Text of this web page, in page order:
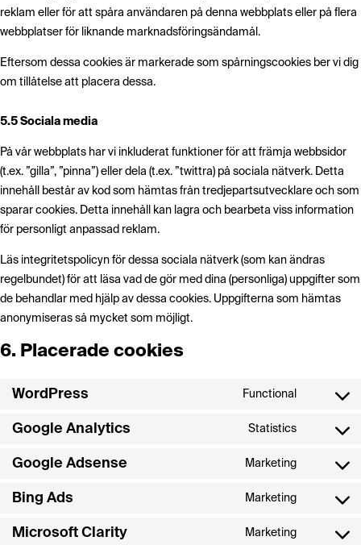
reklam eller för att spåra användaren på denna webbplats eller på flera
webbplatser för liknande marknadsföringsändamål.
Eftersom dessa cookies är markerade som spårningscookies ber vi dig
om tillåtelse att placera dessa.
5.5 Sociala media
På vår webbplats har vi inkluderat funktioner för att främja webbsidor
(t.ex. ”gilla”, ”pinna”) eller dela (t.ex. ”twittra) på sociala nätverk. Detta
innehåll består av kod som hämtas från tredjepartsutvecklare och som
sparar cookies. Detta innehåll kan lagra och bearbeta viss information
för personligt anpassad reklam.
Läs integritetspolicyn för dessa sociala nätverk (som kan ändras
regelbundet) för att läsa vad de gör med dina (personliga) uppgifter som
de behandlar med hjälp av dessa cookies. Uppgifterna som hämtas
anonymiseras så mycket som möjligt.
6. Placerade cookies
WordPress Functional
Consent
wordpress
Google Analytics Statistics
Consent
google-
Google Adsense Marketing
Consent
google-
Bing Ads Marketing
Consent
Microsoft Clarity Marketing
Consent